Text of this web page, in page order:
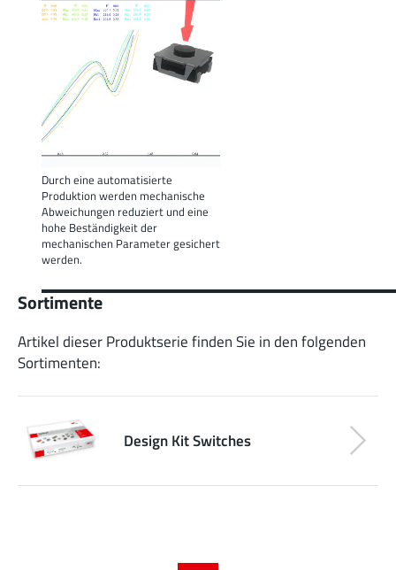
Durch eine automatisierte
Produktion werden mechanische
Abweichungen reduziert und eine
hohe Beständigkeit der
mechanischen Parameter gesichert
werden.
Sortimente
Artikel dieser Produktserie finden Sie in den folgenden
Sortimenten:
Design Kit Switches